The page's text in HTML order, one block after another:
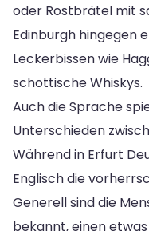
oder Rostbrätel mit
Edinburgh hingegen
Leckerbissen wie
schottische Whiskys.
Auch die Sprache
Unterschieden
Während in Erfurt
Englisch die
Generell sind die
bekannt, einen